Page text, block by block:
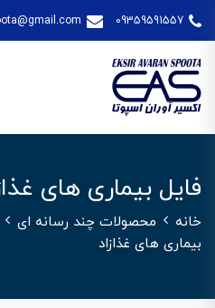
09359591557
فایل بیماری های
خانه محصولات چند رسانه ای
بیماری های غذازاد